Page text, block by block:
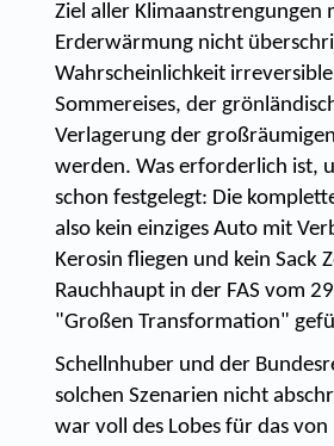
Ziel aller
Erderwärmung nicht
Wahrscheinlichkeit
Sommereises, der
Verlagerung der
werden. Was erforderlich ist,
schon festgelegt: Die
also kein einziges Auto mit
Kerosin fliegen und kein
Rauchhaupt in der FAS vom
"Großen Transformation"
Schellnhuber und der
solchen Szenarien nicht
war voll des Lobes für das